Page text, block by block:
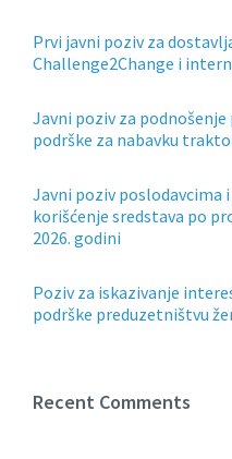
Prvi javni poziv za
Challenge2Change i
Javni poziv za
podrške za nabavku
Javni poziv poslodavcima
korišćenje sredstava po
2026. godini
Poziv za iskazivanje
podrške preduzetništvu
Recent Comments